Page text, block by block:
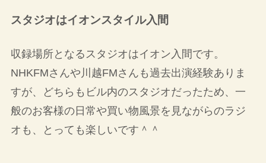
スタジオはイオンスタイル入間
収録場所となるスタジオはイオン入間です。
NHKFMさんや川越FMさんも過去出演経験ありま
すが、どちらもビル内のスタジオだったため、一
般のお客様の日常や買い物風景を見ながらのラジ
オも、とっても楽しいです＾＾